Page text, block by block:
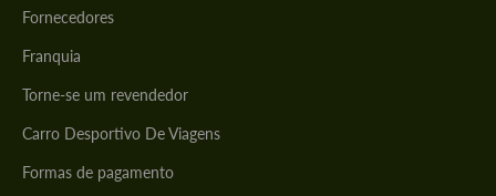
Fornecedores
Franquia
Torne-se um revendedor
Carro Desportivo De Viagens
Formas de pagamento